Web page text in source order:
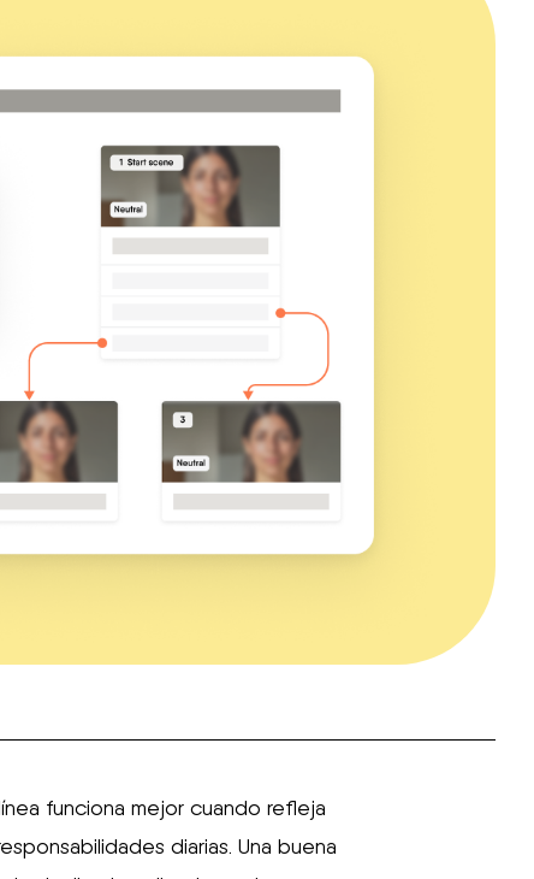
funciona mejor cuando refleja
diarias. Una buena